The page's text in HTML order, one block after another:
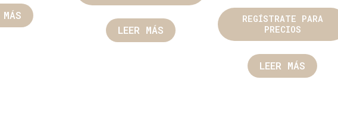
LEER MÁS
REGÍSTRATE PARA
PRECIOS
LEER MÁS